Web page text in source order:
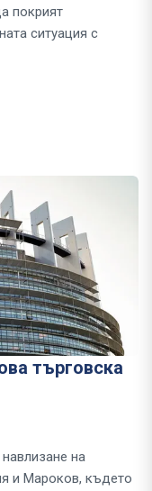
покрият
ситуация с
търговска
на
и Мароков, където